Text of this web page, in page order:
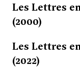
Les Lettres
(2000)
Les Lettres
(2022)